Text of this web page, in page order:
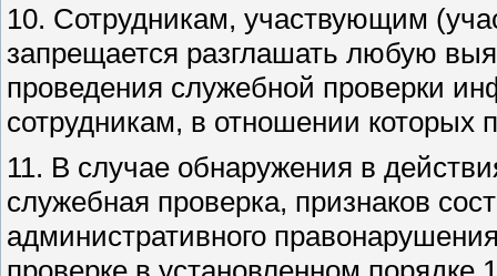
10. Сотрудникам, участвующим
запрещается разглашать любую
проведения служебной проверки
сотрудникам, в отношении которых
11. В случае обнаружения в
служебная проверка, признаков
административного